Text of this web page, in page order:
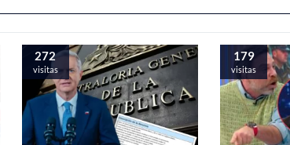
272
visitas
179
visitas